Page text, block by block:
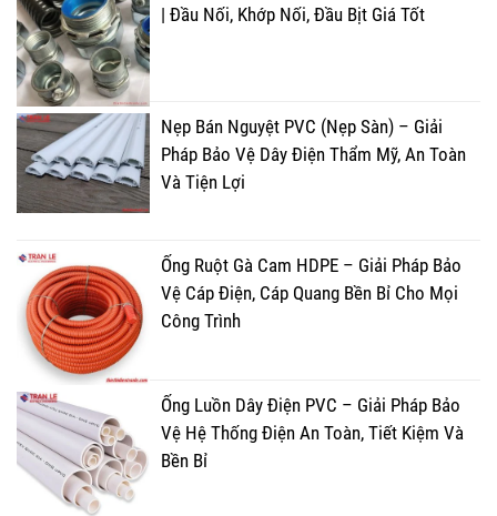
| Đầu Nối, Khớp Nối, Đầu Bịt Giá Tốt
Nẹp Bán Nguyệt PVC (Nẹp Sàn) – Giải
Pháp Bảo Vệ Dây Điện Thẩm Mỹ, An Toàn
Và Tiện Lợi
Ống Ruột Gà Cam HDPE – Giải Pháp Bảo
Vệ Cáp Điện, Cáp Quang Bền Bỉ Cho Mọi
Công Trình
Ống Luồn Dây Điện PVC – Giải Pháp Bảo
Vệ Hệ Thống Điện An Toàn, Tiết Kiệm Và
Bền Bỉ